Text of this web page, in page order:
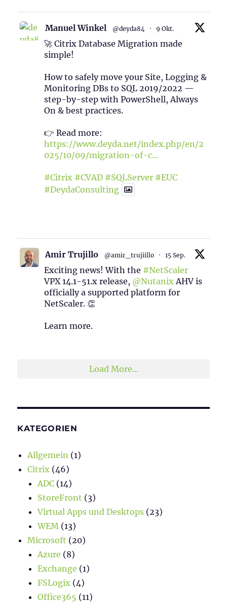
Manuel Winkel @deyda84 · 9 Okt.
🚀 Citrix Database Migration made
simple!
How to safely move your Site, Logging &
Monitoring DBs to SQL 2019/2022 —
step-by-step with PowerShell, Always
On & best practices.
👉 Read more:
https://www.deyda.net/index.php/en/2
025/10/09/migration-of-c...
#Citrix #CVAD #SQLServer #EUC
#DeydaConsulting
Amir Trujillo @amir_trujiillo · 15 Sep.
Exciting news! With the #NetScaler
VPX 14.1-51.x release, @Nutanix AHV is
officially a supported platform for
NetScaler. 👏
Learn more.
Load More...
KATEGORIEN
Allgemein (1)
Citrix (46)
ADC (14)
StoreFront (3)
Virtual Apps und Desktops (23)
WEM (13)
Microsoft (20)
Azure (8)
Exchange (1)
FSLogix (4)
Office365 (11)